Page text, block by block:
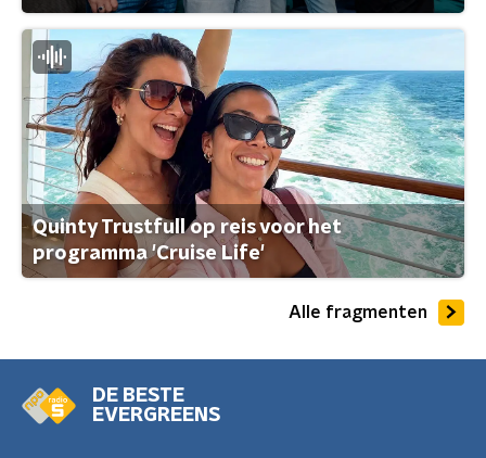
Quinty Trustfull op reis voor het
programma 'Cruise Life'
Alle fragmenten
DE BESTE
EVERGREENS